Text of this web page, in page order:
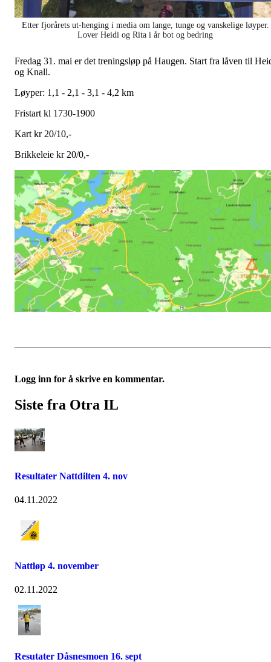
Etter fjorårets ut-henging i media om lange, tunge og vanskelige løyper.
Lover Heidi og Rita i år bot og bedring
Fredag 31. mai er det treningsløp på Haugen. Start fra låven til
og Knall.
Løyper: 1,1 - 2,1 - 3,1 - 4,2 km
Fristart kl 1730-1900
Kart kr 20/10,-
Brikkeleie kr 20/0,-
Logg inn for å skrive en kommentar.
Siste fra Otra IL
Resultater Nattdilten 4. nov
04.11.2022
Nattløp 4. november
02.11.2022
Resutater Dåsnesmoen 16. sept